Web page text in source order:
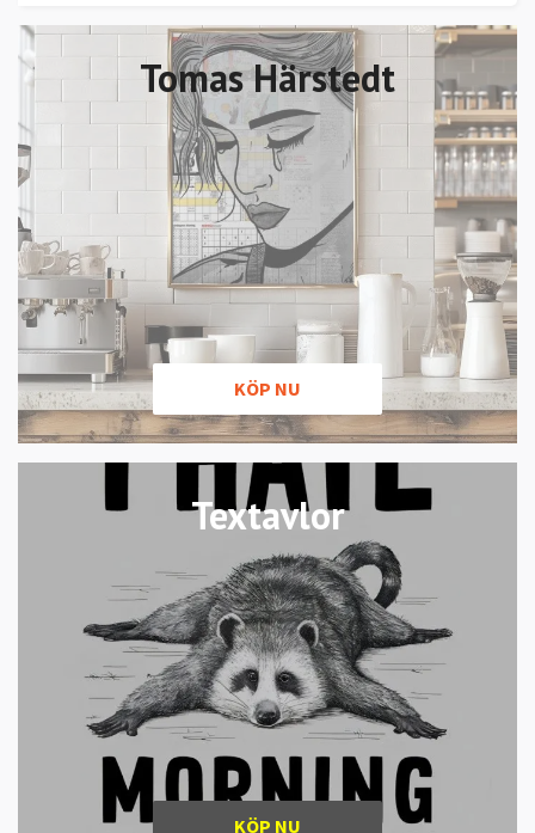
Tomas Härstedt
KÖP NU
Textavlor
KÖP NU